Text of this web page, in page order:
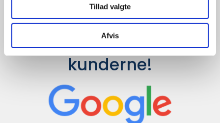
Tillad valgte
Afvis
Det siger
kunderne!